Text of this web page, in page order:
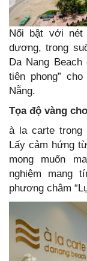
Nổi bật với
dương, trong
Da Nang
tiên phong”
Nẵng.
Tọa độ vàng
à la carte trong
Lấy cảm hứng
mong muốn
nghiệm mang
phương châm